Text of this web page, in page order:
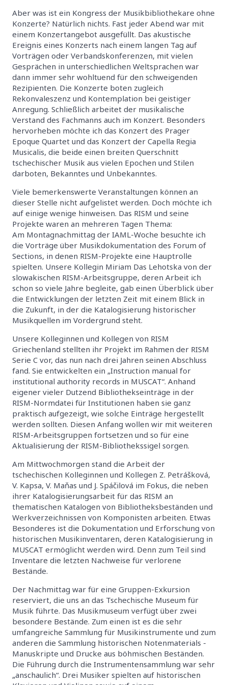
Aber was ist ein Kongress der Musikbibliothekare ohne
Konzerte? Natürlich nichts. Fast jeder Abend war mit
einem Konzertangebot ausgefüllt. Das akustische
Ereignis eines Konzerts nach einem langen Tag auf
Vorträgen oder Verbandskonferenzen, mit vielen
Gesprächen in unterschiedlichen Weltsprachen war
dann immer sehr wohltuend für den schweigenden
Rezipienten. Die Konzerte boten zugleich
Rekonvaleszenz und Kontemplation bei geistiger
Anregung. Schließlich arbeitet der musikalische
Verstand des Fachmanns auch im Konzert. Besonders
hervorheben möchte ich das Konzert des Prager
Epoque Quartet und das Konzert der Capella Regia
Musicalis, die beide einen breiten Querschnitt
tschechischer Musik aus vielen Epochen und Stilen
darboten, Bekanntes und Unbekanntes.
Viele bemerkenswerte Veranstaltungen können an
dieser Stelle nicht aufgelistet werden. Doch möchte ich
auf einige wenige hinweisen. Das RISM und seine
Projekte waren an mehreren Tagen Thema:
Am Montagnachmittag der IAML-Woche besuchte ich
die Vorträge über Musikdokumentation des Forum of
Sections, in denen RISM-Projekte eine Hauptrolle
spielten. Unsere Kollegin Miriam Das Lehotska von der
slowakischen RISM-Arbeitsgruppe, deren Arbeit ich
schon so viele Jahre begleite, gab einen Überblick über
die Entwicklungen der letzten Zeit mit einem Blick in
die Zukunft, in der die Katalogisierung historischer
Musikquellen im Vordergrund steht.
Unsere Kolleginnen und Kollegen von RISM
Griechenland stellten ihr Projekt im Rahmen der RISM
Serie C vor, das nun nach drei Jahren seinen Abschluss
fand. Sie entwickelten ein „Instruction manual for
institutional authority records in MUSCAT“. Anhand
eigener vieler Dutzend Bibliothekseinträge in der
RISM-Normdatei für Institutionen haben sie ganz
praktisch aufgezeigt, wie solche Einträge hergestellt
werden sollten. Diesen Anfang wollen wir mit weiteren
RISM-Arbeitsgruppen fortsetzen und so für eine
Aktualisierung der RISM-Bibliothekssigel sorgen.
Am Mittwochmorgen stand die Arbeit der
tschechischen Kolleginnen und Kollegen Z. Petrášková,
V. Kapsa, V. Maňas und J. Spáčilová im Fokus, die neben
ihrer Katalogisierungsarbeit für das RISM an
thematischen Katalogen von Bibliotheksbeständen und
Werkverzeichnissen von Komponisten arbeiten. Etwas
Besonderes ist die Dokumentation und Erforschung von
historischen Musikinventaren, deren Katalogisierung in
MUSCAT ermöglicht werden wird. Denn zum Teil sind
Inventare die letzten Nachweise für verlorene
Bestände.
Der Nachmittag war für eine Gruppen-Exkursion
reserviert, die uns an das Tschechische Museum für
Musik führte. Das Musikmuseum verfügt über zwei
besondere Bestände. Zum einen ist es die sehr
umfangreiche Sammlung für Musikinstrumente und zum
anderen die Sammlung historischen Notenmaterials -
Manuskripte und Drucke aus böhmischen Beständen.
Die Führung durch die Instrumentensammlung war sehr
„anschaulich“. Drei Musiker spielten auf historischen